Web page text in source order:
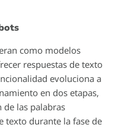
como modelos
respuestas de texto
evoluciona a
en dos etapas,
de las palabras
texto durante la fase de